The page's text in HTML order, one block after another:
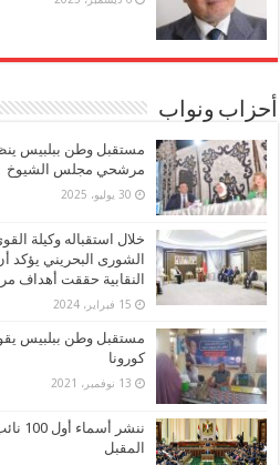
أحزاب ونواب
مستقبل وطن ببلبيس
مرشحي مجلس الشيوخ
30 يوليو، 2025
خلال استقباله وكيلة
الشورى البحريني يؤكد
النقابية حققت أهداف
15 فبراير، 2024
مستقبل وطن ببلبيس
كورونا
13 نوفمبر، 2021
ننشر
المقبل